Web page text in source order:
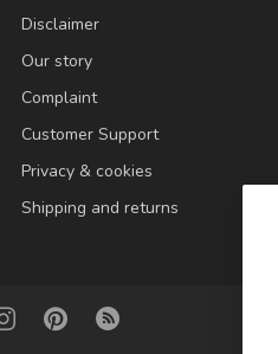
Disclaimer
Our story
Complaint
Customer Support
Privacy & cookies
Shipping and returns